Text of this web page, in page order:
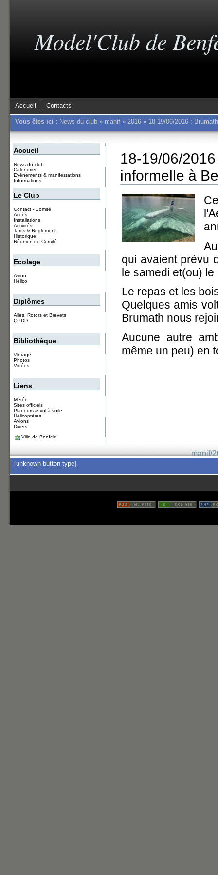
Model'Club de
Accueil Contacts
Vous êtes ici : News du club» manif» 2016» 18-19/06/2016 :
18-19/06/
informelle à
qui avaient prévu
le samedi et(ou)
Le repas et les
Quelques amis
Brumath nous
Aucune autre
même un peu) en
Accueil
News du club
Calendrier
Evénements & manifestations
Informations
Le Club
Contact - Comité
Accès
Installations
Activités
Tarifs & Règlement
Historique
Réunion de Comité
Ecolage
Avion
Hélico
Diplômes
Ailes, Rotors et Brevets
QPDD
Bibliothèque
Vintage
Photos
Vidéos
Liens
Météo
Sites officiels
Planeurs & vol à voile
Hélicoptères
Avions
Divers
Ville de Benfeld
manif/
[unknown button type]